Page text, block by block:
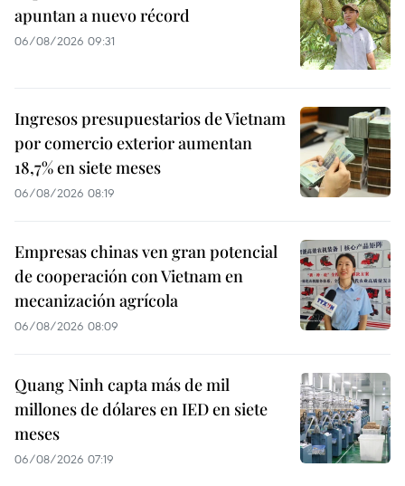
apuntan a nuevo récord
06/08/2026 09:31
Ingresos presupuestarios de Vietnam
por comercio exterior aumentan
18,7% en siete meses
06/08/2026 08:19
Empresas chinas ven gran potencial
de cooperación con Vietnam en
mecanización agrícola
06/08/2026 08:09
Quang Ninh capta más de mil
millones de dólares en IED en siete
meses
06/08/2026 07:19